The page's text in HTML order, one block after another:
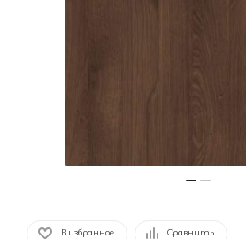
В избранное Сравнить